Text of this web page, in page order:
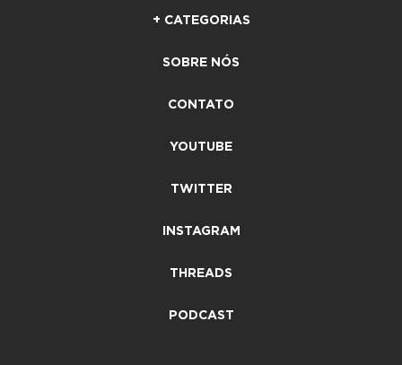
+ CATEGORIAS
SOBRE NÓS
CONTATO
YOUTUBE
TWITTER
INSTAGRAM
THREADS
PODCAST